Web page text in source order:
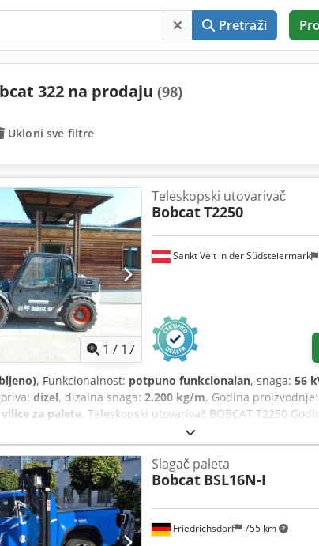
Pretraži
322 na prodaju (98)
Ukloni sve filtre
1 / 17
Sankt Veit in der Südsteiermark
Teleskopski utovarivač
BobcatT2250
, Funkcionalnost: potpuno funkcionalan, snaga: 56
dizel, dizalna snaga: 2.200 kg/m, Godina proizvodnje:
za palete, Teleskopski utovarivač BOBCAT T2250
sat Nosivost: 2,2 tone Visina podizanja: 5 metara Snaga:
Širina: samo 190 cm - uključujući vilicu Dcedpfx Aszr
priključaka - dodatni krug do nosača vilice - pogon na sva
pomoću džojstika - kamera za vožnju unatrag -
- odmah spreman za upotrebu - dobra guma -
(Nizozemska) Prodajna cijena: 21.900,00 € (neto) Moguća
s novom lopatom ili novom radnom košarom!
Friedrichsdorf 755 km
Slagač paleta
Bobcat BSL16N-I